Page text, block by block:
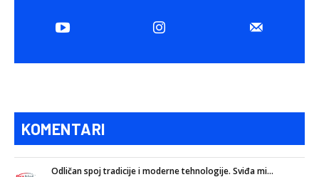
KOMENTARI
Odličan spoj tradicije i moderne tehnologije. Sviđa mi...